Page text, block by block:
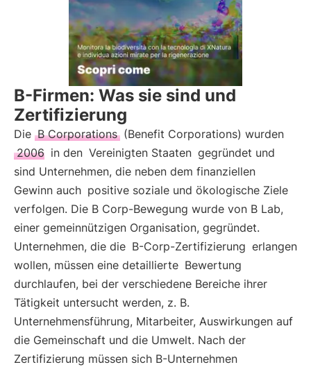
B-Firmen: Was sie sind und
Zertifizierung
Die B Corporations (Benefit Corporations) wurden
2006 in den Vereinigten Staaten gegründet und
sind Unternehmen, die neben dem finanziellen
Gewinn auch positive soziale und ökologische Ziele
verfolgen. Die B Corp-Bewegung wurde von B Lab,
einer gemeinnützigen Organisation, gegründet.
Unternehmen, die die B-Corp-Zertifizierung erlangen
wollen, müssen eine detaillierte Bewertung
durchlaufen, bei der verschiedene Bereiche ihrer
Tätigkeit untersucht werden, z. B.
Unternehmensführung, Mitarbeiter, Auswirkungen auf
die Gemeinschaft und die Umwelt. Nach der
Zertifizierung müssen sich B-Unternehmen